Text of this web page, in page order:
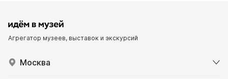
Агрегатор музеев, выставок и экскурсий
Москва